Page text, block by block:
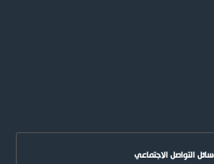
التواصل الاجتماعي